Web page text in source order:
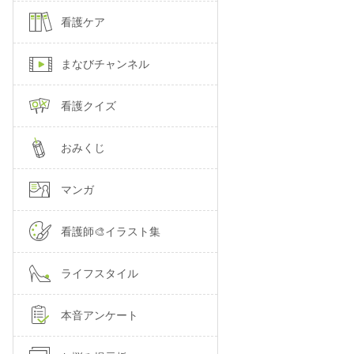
看護ケア
まなびチャンネル
看護クイズ
おみくじ
マンガ
看護師🎨イラスト集
ライフスタイル
本音アンケート